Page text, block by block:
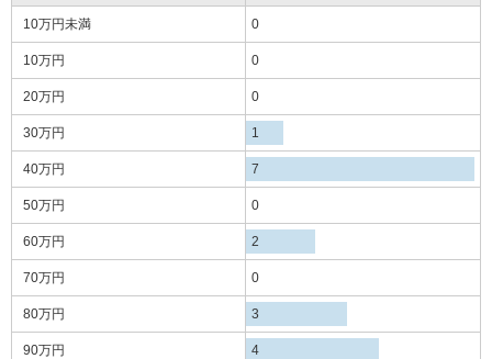
10万円未満
10万円
20万円
30万円
40万円
50万円
60万円
70万円
80万円
90万円
0
0
0
1
7
0
2
0
3
4